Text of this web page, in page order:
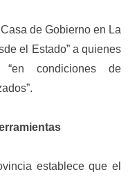
de Gobierno en La
el Estado” a quienes
“en condiciones de
establece que el